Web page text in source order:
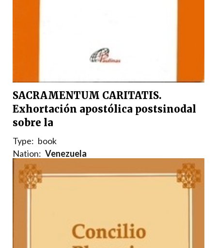
SACRAMENTUM CARITATIS.
Exhortación apostólica postsinodal
sobre la
Type: book
Nation: Venezuela